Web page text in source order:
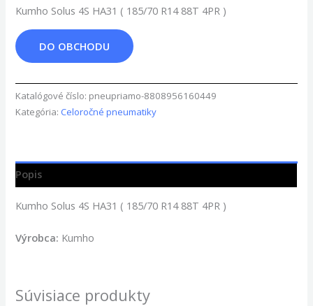
Kumho Solus 4S HA31 ( 185/70 R14 88T 4PR )
DO OBCHODU
Katalógové číslo: pneupriamo-8808956160449
Kategória: Celoročné pneumatiky
Popis
Kumho Solus 4S HA31 ( 185/70 R14 88T 4PR )
Výrobca: Kumho
Súvisiace produkty